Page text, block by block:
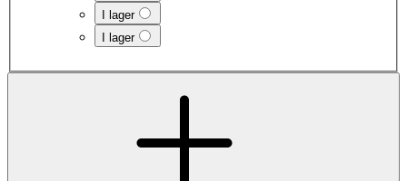
I lager
I lager